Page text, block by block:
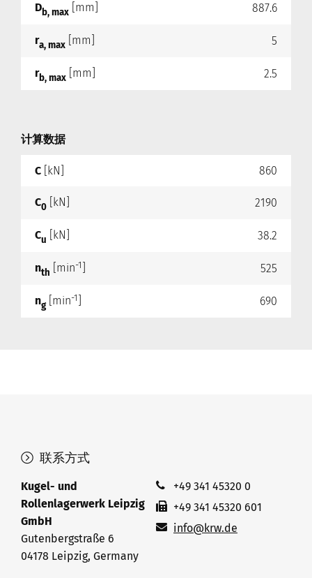
Db, max [mm] 887.6
ra, max [mm] 5
rb, max [mm] 2.5
计算数据
C [kN] 860
C0 [kN] 2190
Cu [kN] 38.2
nth [min-1 525
ng[min-1 690
联系方式
Kugel- und
Rollenlagerwerk Leipzig
GmbH
Gutenbergstraße 6
04178 Leipzig, Germany
+49 341 45320 0
+49 341 45320 601
info@krw.de